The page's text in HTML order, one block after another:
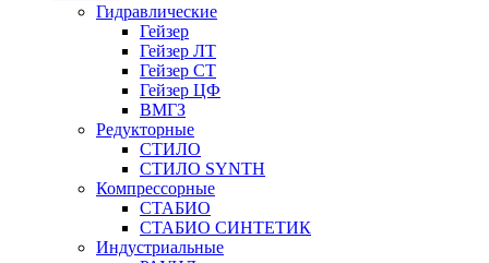
Гидравлические
Гейзер
Гейзер ЛТ
Гейзер СТ
Гейзер ЦФ
ВМГЗ
Редукторные
СТИЛО
СТИЛО SYNTH
Компрессорные
СТАБИО
СТАБИО СИНТЕТИК
Индустриальные